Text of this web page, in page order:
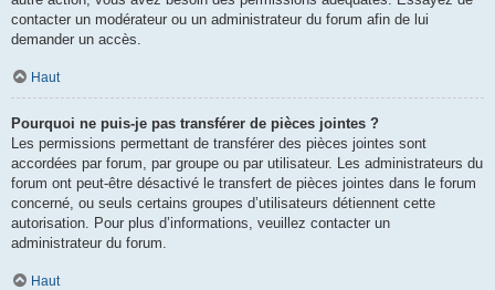
contacter un modérateur ou un administrateur du forum afin de lui
demander un accès.
Haut
Pourquoi ne puis-je pas transférer de pièces jointes ?
Les permissions permettant de transférer des pièces jointes sont
accordées par forum, par groupe ou par utilisateur. Les administrateurs du
forum ont peut-être désactivé le transfert de pièces jointes dans le forum
concerné, ou seuls certains groupes d’utilisateurs détiennent cette
autorisation. Pour plus d’informations, veuillez contacter un
administrateur du forum.
Haut